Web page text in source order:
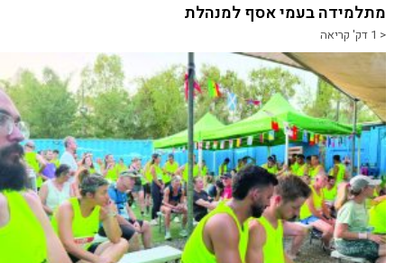
מתלמידה בעמי אסף למנהלת
< 1 דק' קריאה